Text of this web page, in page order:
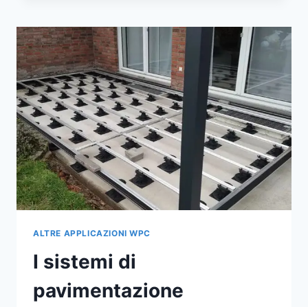
CON
PIEDISTALLI
REGOLABILI,
SONO
IL
SISTEMA
DI
SUPPORTO
PREFERITO
PER
DIVERSE
PAVIMENTAZIONI
ESTERNE.
ALTRE APPLICAZIONI WPC
I sistemi di
pavimentazione